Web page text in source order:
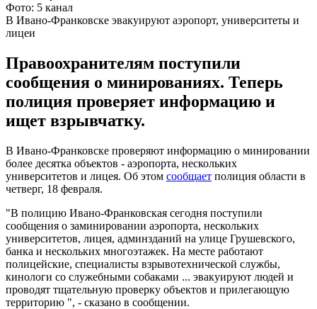
Фото: 5 канал
В Ивано-Франковске эвакуируют аэропорт, университеты и
лицеи
Правоохранителям поступили
сообщения о минированиях. Теперь
полиция проверяет информацию и
ищет взрывчатку.
В Ивано-Франковске проверяют информацию о минировании
более десятка объектов - аэропорта, нескольких
университетов и лицея. Об этом сообщает полиция области в
четверг, 18 февраля.
"В полицию Ивано-Франковская сегодня поступили
сообщения о заминировании аэропорта, нескольких
университетов, лицея, админзданий на улице Грушевского,
банка и нескольких многоэтажек. На месте работают
полицейские, специалисты взрывотехнической службы,
кинологи со служебными собаками ... эвакуируют людей и
проводят тщательную проверку объектов и прилегающую
территорию ", - сказано в сообщении.